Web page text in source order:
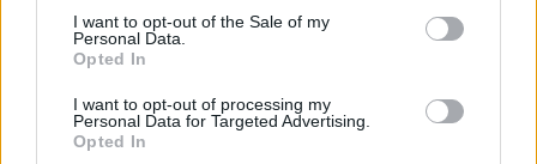
consent section.
I want to opt-out of the Sale of my
Personal Data.
Opted In
I want to opt-out of processing my
Personal Data for Targeted Advertising.
Opted In